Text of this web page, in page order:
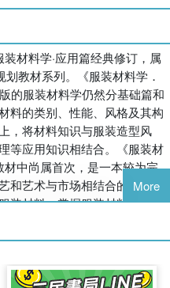
材料学·应用篇经典修订，属
教材系列。《服装材料学．
的服装材料学仍然分基础篇和
料的类别、性能、风格及其构
，将材料知识与服装造型风
等应用知识相结合。《服装材
中尚属首次，是一本较为完
和艺术与市场相结合的服装材
装材料，掌握服装材料再设计
2版）》既可作为高等院校服
计、技术、管理及科研人员的
More